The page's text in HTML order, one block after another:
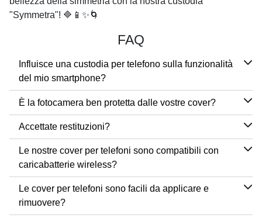
"Symmetra"! 🔷📱✨🌀
FAQ
Influisce una custodia per telefono sulla funzionalità
del mio smartphone?
È la fotocamera ben protetta dalle vostre cover?
Accettate restituzioni?
Le nostre cover per telefoni sono compatibili con
caricabatterie wireless?
Le cover per telefoni sono facili da applicare e
rimuovere?